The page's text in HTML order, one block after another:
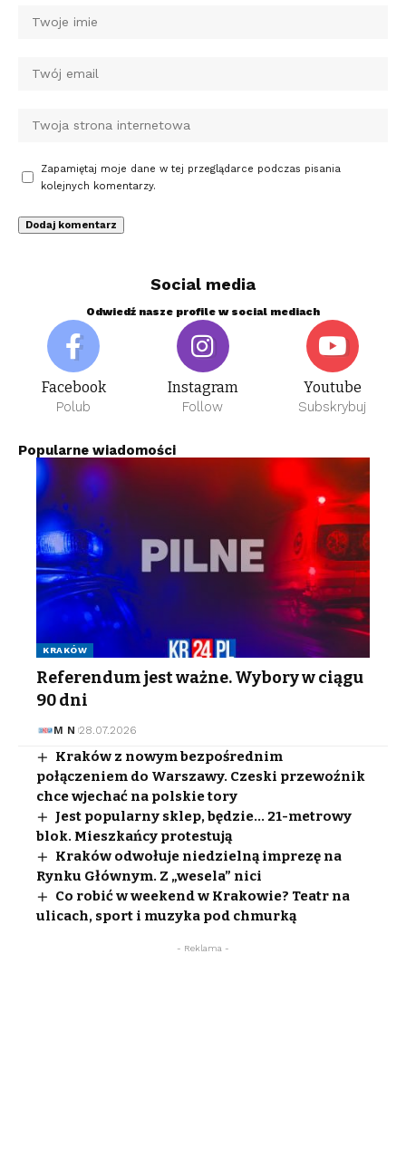
Zapamiętaj moje dane w tej przeglądarce podczas pisania
kolejnych komentarzy.
Social media
Odwiedź nasze profile w social mediach
Facebook
Polub
Instagram
Follow
Youtube
Subskrybuj
Popularne wiadomości
KRAKÓW
Referendum jest ważne. Wybory w ciągu
90 dni
M N 28.07.2026
Kraków z nowym bezpośrednim
połączeniem do Warszawy. Czeski przewoźnik
chce wjechać na polskie tory
Jest popularny sklep, będzie… 21-metrowy
blok. Mieszkańcy protestują
Kraków odwołuje niedzielną imprezę na
Rynku Głównym. Z „wesela” nici
Co robić w weekend w Krakowie? Teatr na
ulicach, sport i muzyka pod chmurką
- Reklama -